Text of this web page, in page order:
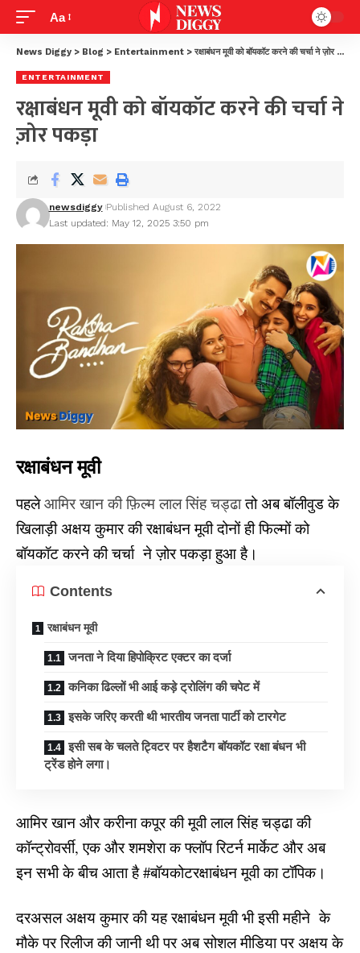
Aa
News Diggy > Blog > Entertainment > रक्षाबंधन मूवी को बॉयकॉट करने की चर्चा ने ज़ोर पकड़ा
ENTERTAINMENT
रक्षाबंधन मूवी को बॉयकॉट करने की चर्चा ने
ज़ोर पकड़ा
Last updated: May 12, 2025 3:50 pm
newsdiggy Published August 6, 2022
रक्षाबंधन मूवी
पहले आमिर खान की फ़िल्म लाल सिंह चड्ढा तो अब बॉलीवुड के
खिलाड़ी अक्षय कुमार की रक्षाबंधन मूवी दोनों ही फिल्मों को
बॉयकॉट करने की चर्चा ने ज़ोर पकड़ा हुआ है।
Contents
रक्षाबंधन मूवी
जनता ने दिया हिपोक्रिट एक्टर का दर्जा
कनिका ढिल्लों भी आई कड़े ट्रोलिंग की चपेट में
इसके जरिए करती थी भारतीय जनता पार्टी को टारगेट
इसी सब के चलते ट्विटर पर हैशटैग बॉयकॉट रक्षा बंधन भी
ट्रेंड होने लगा।
आमिर खान और करीना कपूर की मूवी लाल सिंह चड्ढा की
कॉन्ट्रोवर्सी, एक और शमशेरा क फ्लॉप रिटर्न मार्केट और अब
इन सभी के बीच आता है #बॉयकोटरक्षाबंधन मूवी का टॉपिक।
दरअसल अक्षय कुमार की यह रक्षाबंधन मूवी भी इसी महीने के
मौके पर रिलीज की जानी थी पर अब सोशल मीडिया पर अक्षय के